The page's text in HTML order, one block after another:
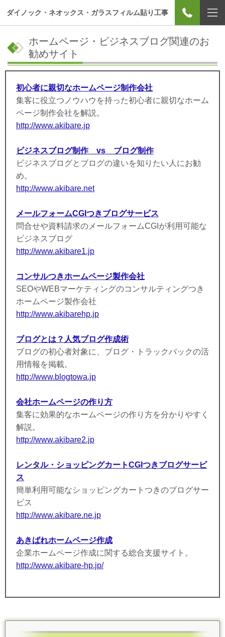
ダイノック・ネオックス・ガラスフィルム貼り工事
ホームページ・ビジネスブログ関連のお
勧めサイト
初心者に親切なホームページ制作会社
集客に役立つノウハウを持った初心者に親切なホーム
ページ制作会社を解説。
http://www.akibare.jp
ビジネスブログ制作 vs ブログ制作
ビジネスブログとブログの違いを知りたい人にお勧
め。
http://www.akibare.net
メールフォームCGIつきブログサービス
問合せや資料請求のメールフォームCGIが利用可能な
ビジネスブログ
http://www.akibare1.jp
コンサルつきホームページ製作会社
SEOやWEBマーケティングのコンサルティングつき
ホームページ製作会社
http://www.akibarehp.jp
ブログとは？人気ブログ作成術
ブログの初心者対象に、ブログ・トラックバックの活
用情報を掲載。
http://www.blogtowa.jp
会社ホームページの作り方
集客に効果的なホームページの作り方を分かりやすく
解説。
http://www.akibare2.jp
レンタル・ショッピングカートCGIつきブログサービ
ス
簡単利用可能なショッピングカートつきのブログサー
ビス
http://www.akibare.ne.jp
あきばれホームページ作成
企業ホームページ作成に関する総合支援サイト。
http://www.akibare-hp.jp/